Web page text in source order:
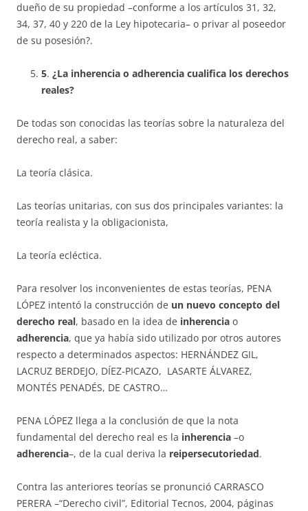
dueño de su propiedad –conforme a los artículos 31, 32,
34, 37, 40 y 220 de la Ley hipotecaria– o privar al poseedor
de su posesión?.
5. ¿La inherencia o adherencia cualifica los derechos
reales?
De todas son conocidas las teorías sobre la naturaleza del
derecho real, a saber:
La teoría clásica.
Las teorías unitarias, con sus dos principales variantes: la
teoría realista y la obligacionista,
La teoría ecléctica.
Para resolver los inconvenientes de estas teorías, PENA
LÓPEZ intentó la construcción de un nuevo concepto del
derecho real, basado en la idea de inherencia o
adherencia, que ya había sido utilizado por otros auto­res
respecto a determinados aspectos: HERNÁNDEZ GIL,
LACRUZ BERDEJO, DÍEZ-PICAZO, LASARTE ÁLVAREZ,
MONTÉS PENADÉS, DE CASTRO…
PENA LÓPEZ llega a la con­clu­sión de que la nota
fundamental del dere­cho real es la inherencia –o
adherencia–, de la cual deriva la reiperse­cu­toriedad.
Contra las anteriores teorías se pronunció CARRASCO
PERERA –“De­recho civil”, Editorial Tecnos, 2004, páginas